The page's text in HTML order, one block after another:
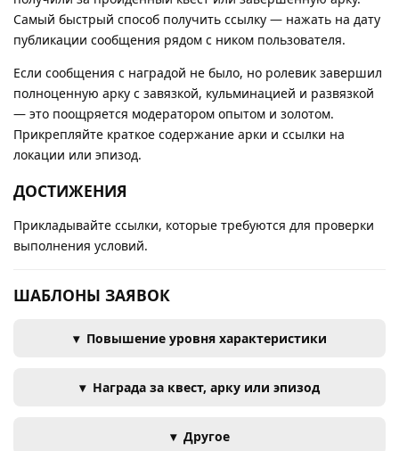
Самый быстрый способ получить ссылку — нажать на дату
публикации сообщения рядом с ником пользователя.
Если сообщения с наградой не было, но ролевик завершил
полноценную арку с завязкой, кульминацией и развязкой
— это поощряется модератором опытом и золотом.
Прикрепляйте краткое содержание арки и ссылки на
локации или эпизод.
ДОСТИЖЕНИЯ
Прикладывайте ссылки, которые требуются для проверки
выполнения условий.
ШАБЛОНЫ ЗАЯВОК
Повышение уровня характеристики
Награда за квест, арку или эпизод
Другое